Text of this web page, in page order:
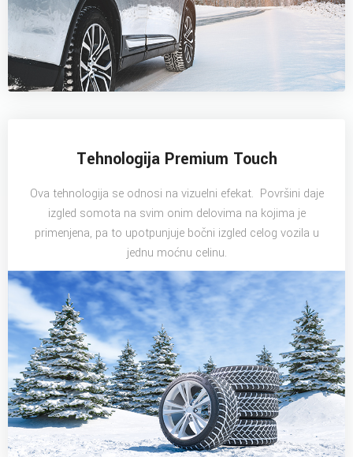
Tehnologija Premium Touch
Ova tehnologija se odnosi na vizuelni efekat. Površini daje
izgled somota na svim onim delovima na kojima je
primenjena, pa to upotpunjuje bočni izgled celog vozila u
jednu moćnu celinu.